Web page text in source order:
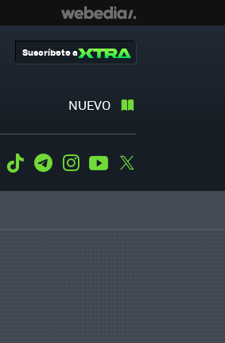
NUEVO
Suscríbete a
WhatsApp
Tiktok TelegramInstagramYoutube